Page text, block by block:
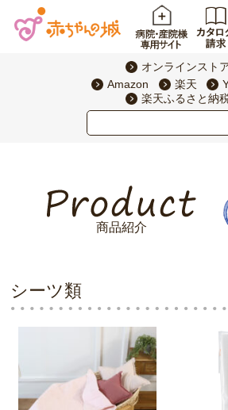
オンラインスト
Amazon
楽天
楽天ふるさと納
商品紹介
シーツ類